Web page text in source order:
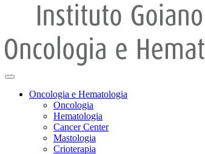
Oncologia e Hematologia
Oncologia
Hematologia
Cancer Center
Mastologia
Crioterapia